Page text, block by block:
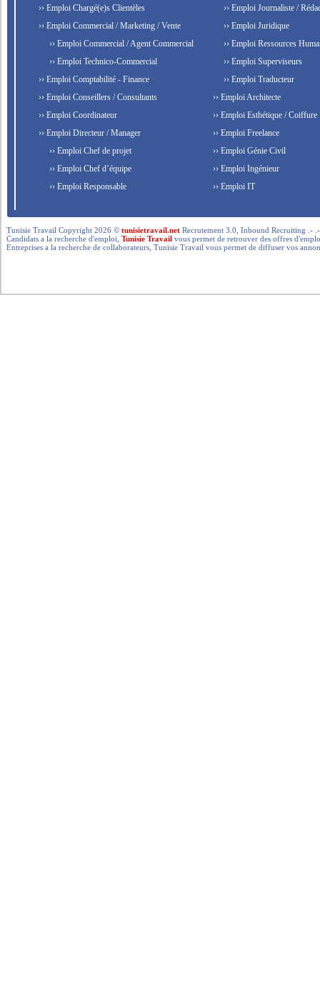
›› Emploi Chargé(e)s Clientèles
›› Emploi Commercial / Marketing / Vente
›› Emploi Commercial / Agent Commercial
›› Emploi Technico-Commercial
›› Emploi Comptabilité - Finance
›› Emploi Conseillers / Consultants
›› Emploi Coordinateur
›› Emploi Directeur / Manager
›› Emploi Chef de projet
›› Emploi Chef d’équipe
›› Emploi Responsable
›› Emploi Journaliste /
›› Emploi Juridique
›› Emploi Ressources
›› Emploi Superviseurs
›› Emploi Traducteur
›› Emploi Architecte
›› Emploi Esthétique / Coiffure
›› Emploi Freelance
›› Emploi Génie Civil
›› Emploi Ingénieur
›› Emploi IT
Tunisie Travail Copyright 2026 ©tunisietravail.net Recrutement 3.0, Inbound Recruiting .-
Candidats a la recherche d'emploi,Tunisie Travail vous permet de retrouver des offres
Entreprises a la recherche de collaborateurs, Tunisie Travail vous permet de diffuser vos